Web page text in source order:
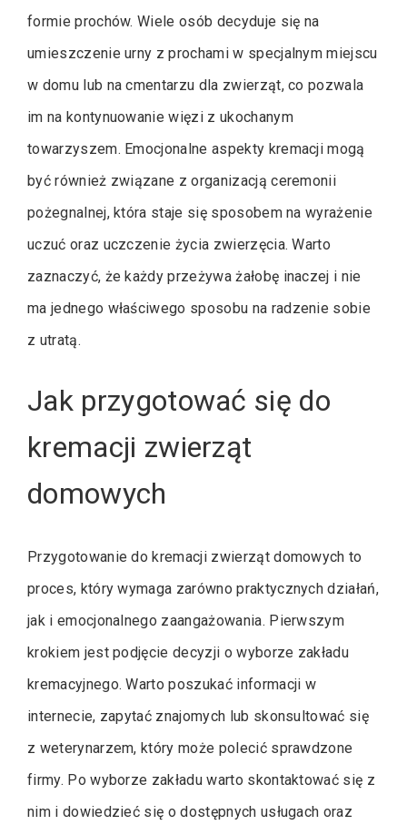
formie prochów. Wiele osób decyduje się na
umieszczenie urny z prochami w specjalnym miejscu
w domu lub na cmentarzu dla zwierząt, co pozwala
im na kontynuowanie więzi z ukochanym
towarzyszem. Emocjonalne aspekty kremacji mogą
być również związane z organizacją ceremonii
pożegnalnej, która staje się sposobem na wyrażenie
uczuć oraz uczczenie życia zwierzęcia. Warto
zaznaczyć, że każdy przeżywa żałobę inaczej i nie
ma jednego właściwego sposobu na radzenie sobie
z utratą.
Jak przygotować się do
kremacji zwierząt
domowych
Przygotowanie do kremacji zwierząt domowych to
proces, który wymaga zarówno praktycznych działań,
jak i emocjonalnego zaangażowania. Pierwszym
krokiem jest podjęcie decyzji o wyborze zakładu
kremacyjnego. Warto poszukać informacji w
internecie, zapytać znajomych lub skonsultować się
z weterynarzem, który może polecić sprawdzone
firmy. Po wyborze zakładu warto skontaktować się z
nim i dowiedzieć się o dostępnych usługach oraz